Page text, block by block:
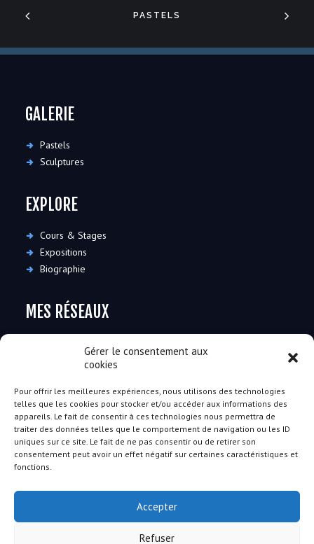
Gérer le consentement aux
cookies
Pour offrir les meilleures expériences, nous utilisons des technologies
telles que les cookies pour stocker et/ou accéder aux informations des
appareils. Le fait de consentir à ces technologies nous permettra de
traiter des données telles que le comportement de navigation ou les ID
uniques sur ce site. Le fait de ne pas consentir ou de retirer son
consentement peut avoir un effet négatif sur certaines caractéristiques et
fonctions.
Accepter
Refuser
PASTELS
GALERIE
Pastels
Sculptures
EXPLORE
Cours & Stages
Expositions
Biographie
MES RÉSEAUX
RESTONS EN CONTACT
91490 Moigny-sur-École
+33 (0)6 30 08 26 82
Après 18h contactez-moi par SMS ou mail